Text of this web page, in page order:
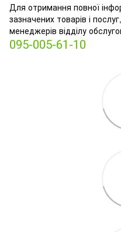
Для отримання повної
зазначених товарів і
менеджерів відділу
095-005-61-10